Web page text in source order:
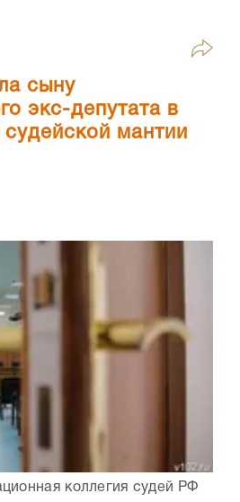
сыну
экс-депутата в
мантии
коллегия судей РФ